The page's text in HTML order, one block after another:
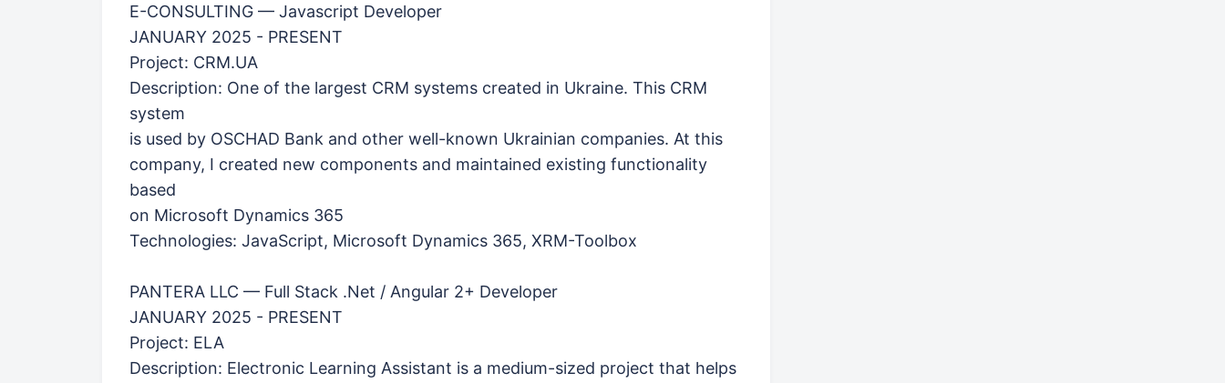
E-CONSULTING — Javascript Developer
JANUARY 2025 - PRESENT
Project: CRM.UA
Description: One of the largest CRM systems created in Ukraine. This CRM
system
is used by OSCHAD Bank and other well-known Ukrainian companies. At this
company, I created new components and maintained existing functionality
based
on Microsoft Dynamics 365
Technologies: JavaScript, Microsoft Dynamics 365, XRM-Toolbox
PANTERA LLC — Full Stack .Net / Angular 2+ Developer
JANUARY 2025 - PRESENT
Project: ELA
Description: Electronic Learning Assistant is a medium-sized project that helps